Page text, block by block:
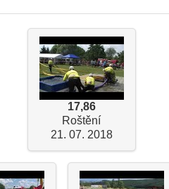
17,86
Roštění
21. 07. 2018